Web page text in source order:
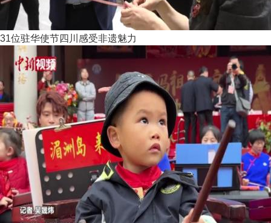
31位驻华使节四川感受非遗魅力